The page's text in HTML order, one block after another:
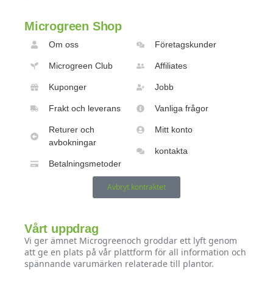
Microgreen Shop
Om oss
Microgreen Club
Kuponger
Frakt och leverans
Returer och
avbokningar
Betalningsmetoder
Företagskunder
Affiliates
Jobb
Vanliga frågor
Mitt konto
kontakta
Avbryt kontraktet
Vårt uppdrag
Vi ger ämnet Microgreenoch groddar ett lyft genom
att ge en plats på vår plattform för all information och
spännande varumärken relaterade till plantor.